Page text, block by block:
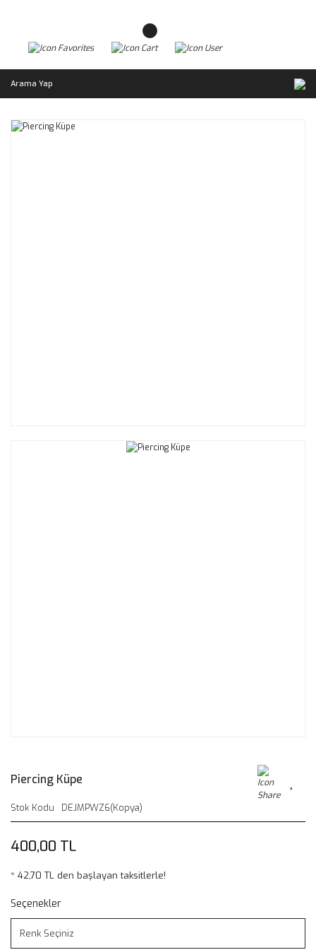
Arama Yap
Piercing Küpe
Stok Kodu DEJMPWZ6(Kopya)
400,00 TL
* 42,70 TL den başlayan taksitlerle!
Seçenekler